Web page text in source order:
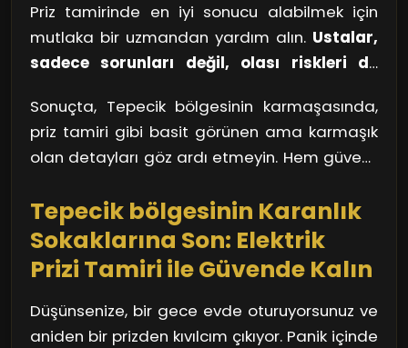
girdiğinde, ne olursa olsun temkinli
davranmak gerekir. Bir kablo gevşemişse,
basit bir sıkıştırma yeterli olmayabilir. Özellikle
Tepecik gibi büyük bir şehirde, elektrik
altyapısı ve priz çeşitliliği oldukça fazladır. Bu
durumu, büyük bir sokakta yürürken farklı
dükkanların sunduğu çeşitli tatlılar gibi
düşünebilirsiniz. Her biri kendine özgü, ama
hepsinin kalitesi tecrübe etmeden bilinemez.
Priz tamirinde en iyi sonucu alabilmek için
mutlaka bir uzmandan yardım alın. Ustalar,
sadece sorunları değil, olası riskleri de
dal parçasının yol açabileceği hasar gibi gizli
tehlikeleri öngörürler. Unutmayın, uygun bir
tamir ile prizinizin verimliliğini artırabilir,
güvenli bir yaşam alanı yaratabilirsiniz.
Sonuçta, Tepecik bölgesinin karmaşasında,
priz tamiri gibi basit görünen ama karmaşık
olan detayları göz ardı etmeyin. Hem güvenli
için, her şeyin doğru yapıldığına emin olun.
Tepecik bölgesinin Karanlık
Sokaklarına Son: Elektrik
Prizi Tamiri ile Güvende Kalın
Düşünsenize, bir gece evde oturuyorsunuz ve
aniden bir prizden kıvılcım çıkıyor. Panik içinde